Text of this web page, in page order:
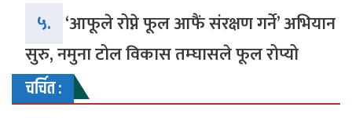
५. ‘आफूले रोप्ने फूल आफैं संरक्षण गर्ने’ अभियान
सुरु, नमुना टोल विकास तम्घासले फूल रोप्यो
चर्चित :